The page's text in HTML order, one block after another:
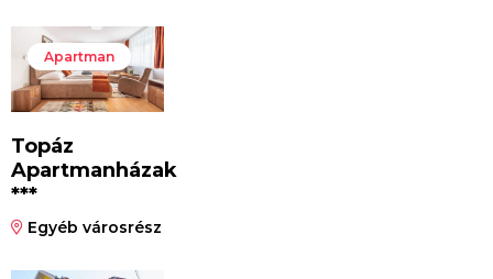
Apartman
Topáz
Apartmanházak
***
Egyéb városrész